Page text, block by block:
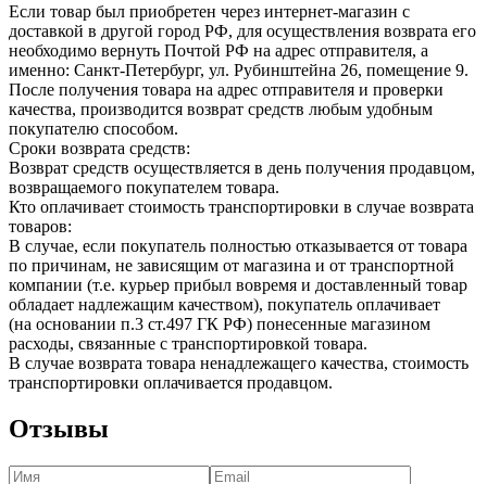
Если товар был приобретен через интернет-магазин с
доставкой в другой город РФ, для осуществления возврата его
необходимо вернуть Почтой РФ на адрес отправителя, а
именно: Санкт-Петербург, ул. Рубинштейна 26, помещение 9.
После получения товара на адрес отправителя и проверки
качества, производится возврат средств любым удобным
покупателю способом.
Сроки возврата средств:
Возврат средств осуществляется в день получения продавцом,
возвращаемого покупателем товара.
Кто оплачивает стоимость транспортировки в случае возврата
товаров:
В случае, если покупатель полностью отказывается от товара
по причинам, не зависящим от магазина и от транспортной
компании (т.е. курьер прибыл вовремя и доставленный товар
обладает надлежащим качеством), покупатель оплачивает
(на основании п.3 ст.497 ГК РФ) понесенные магазином
расходы, связанные с транспортировкой товара.
В случае возврата товара ненадлежащего качества, стоимость
транспортировки оплачивается продавцом.
Отзывы